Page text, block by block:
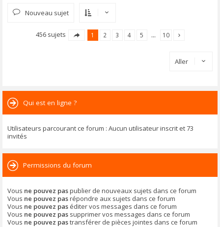
Nouveau sujet
456 sujets 1 2 3 4 5 … 10
Aller
Qui est en ligne ?
Utilisateurs parcourant ce forum : Aucun utilisateur inscrit et 73
invités
Permissions du forum
Vous ne pouvez paspublier de nouveaux sujets dans ce forum
Vous ne pouvez pasrépondre aux sujets dans ce forum
Vous ne pouvez pas éditer vos messages dans ce forum
Vous ne pouvez pas supprimer vos messages dans ce forum
Vous ne pouvez pastransférer de pièces jointes dans ce forum